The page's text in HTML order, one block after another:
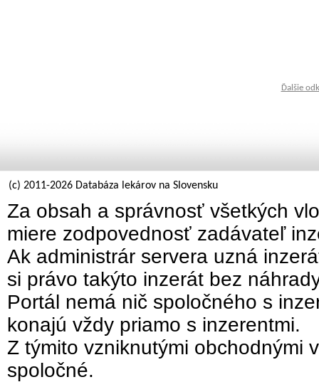
Ďalšie
(c) 2011-2026 Databáza lekárov na Slovensku
Za obsah a správnosť všetkých
miere zodpovednosť zadávateľ
Ak administrár servera uzná
si právo takýto inzerát bez
Portál nemá nič spoločného s
konajú vždy priamo s inzerentmi.
Z týmito vzniknutými obchodnými
spoločné.